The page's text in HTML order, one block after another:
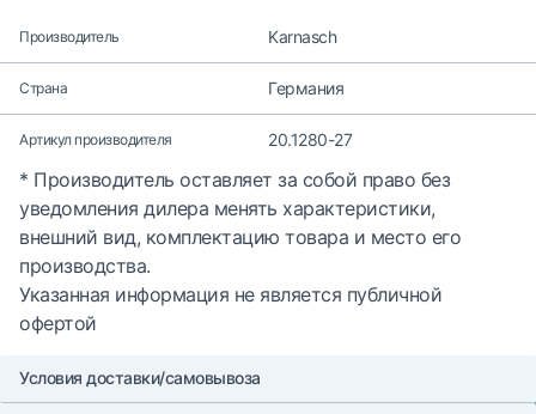
Производитель Karnasch
Страна Германия
Артикул производителя 20.1280-27
* Производитель оставляет за собой право без
уведомления дилера менять характеристики,
внешний вид, комплектацию товара и место его
производства.
Указанная информация не является публичной
офертой
Условия доставки/самовывоза